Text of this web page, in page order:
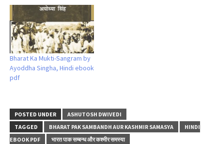
Bharat Ka Mukti-Sangram by
Ayoddha Singha, Hindi ebook
pdf
POSTED UNDER
ASHUTOSH DWIVEDI
TAGGED
BHARAT PAK SAMBANDH AUR KASHMIR SAMASYA
HINDI
EBOOK PDF
भारत पाक सम्बन्ध और कश्मीर समस्या